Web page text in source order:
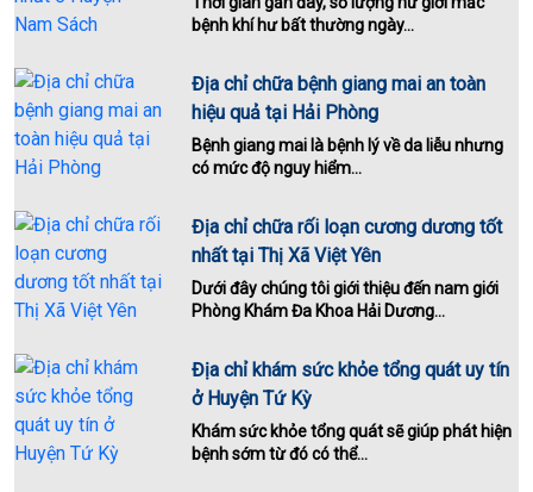
bệnh khí hư bất thường ngày...
Địa chỉ chữa bệnh giang mai an toàn
hiệu quả tại Hải Phòng
Bệnh giang mai là bệnh lý về da liễu nhưng
có mức độ nguy hiểm...
Địa chỉ chữa rối loạn cương dương tốt
nhất tại Thị Xã Việt Yên
Dưới đây chúng tôi giới thiệu đến nam giới
Phòng Khám Đa Khoa Hải Dương...
Địa chỉ khám sức khỏe tổng quát uy tín
ở Huyện Tứ Kỳ
Khám sức khỏe tổng quát sẽ giúp phát hiện
bệnh sớm từ đó có thể...